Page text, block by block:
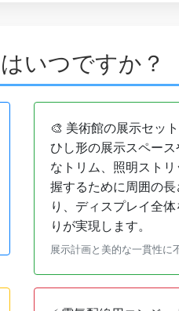
いつですか？
🎨 美術館の展示セッ
ひし形の展示スペー
なトリム、照明スト
握するために周囲の
り、ディスプレイ全
りが実現します。
展示計画と美的な一貫性に